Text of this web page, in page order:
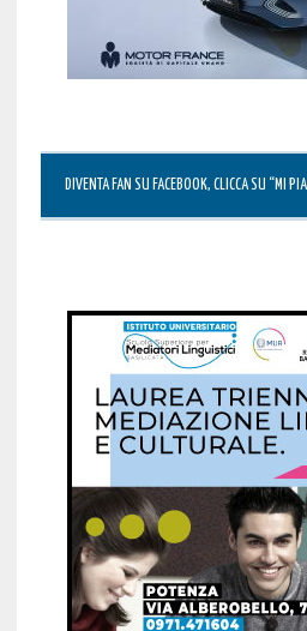
DIVENTA FAN SU FACEBOOK, CLICCA SU “MI